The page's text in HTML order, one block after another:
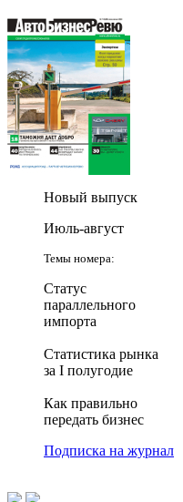
Новый выпуск
Июль-август
Темы номера:
Статус
параллельного
импорта
Статистика рынка
за I полугодие
Как правильно
передать бизнес
Подписка на журнал